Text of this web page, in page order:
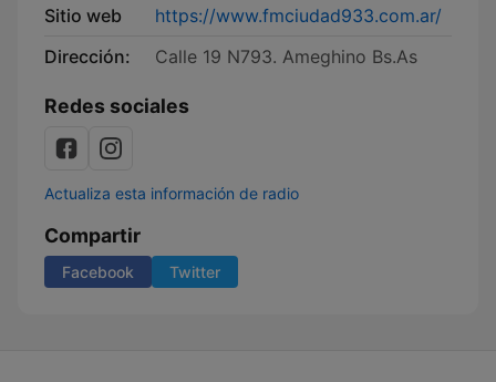
Sitio web
https://www.fmciudad933.com.ar/
Dirección:
Calle 19 N793. Ameghino Bs.As
Redes sociales
Actualiza esta información de radio
Compartir
Facebook Twitter